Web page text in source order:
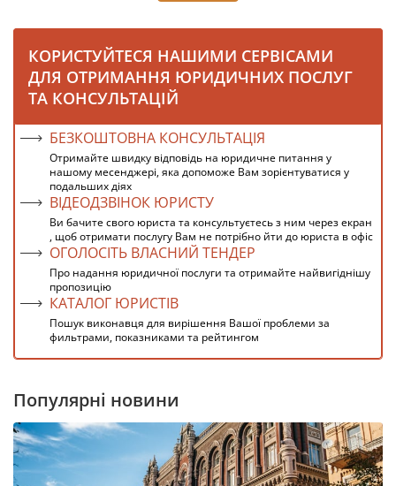
КОРИСТУЙТЕСЯ НАШИМИ СЕРВІСАМИ
ДЛЯ ОТРИМАННЯ ЮРИДИЧНИХ ПОСЛУГ
ТА КОНСУЛЬТАЦІЙ
БЕЗКОШТОВНА КОНСУЛЬТАЦІЯ
Отримайте швидку відповідь на юридичне питання у
нашому месенджері, яка допоможе Вам зорієнтуватися у
подальших діях
ВІДЕОДЗВІНОК ЮРИСТУ
Ви бачите свого юриста та консультуєтесь з ним через екран
, щоб отримати послугу Вам не потрібно йти до юриста в офіс
ОГОЛОСІТЬ ВЛАСНИЙ ТЕНДЕР
Про надання юридичної послуги та отримайте найвигіднішу
пропозицію
КАТАЛОГ ЮРИСТІВ
Пошук виконавця для вирішення Вашої проблеми за
фильтрами, показниками та рейтингом
Популярні новини